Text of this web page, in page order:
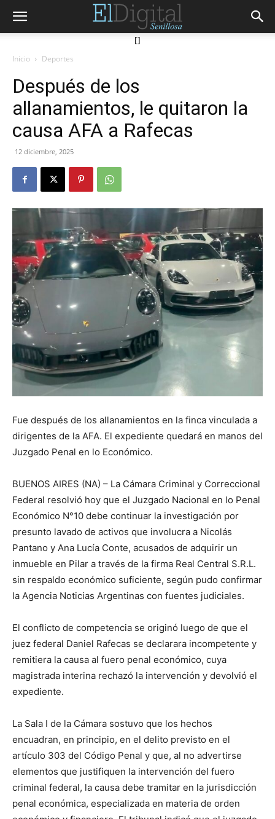
[]
Inicio Deportes
Después de los
allanamientos, le quitaron la
causa AFA a Rafecas
12 diciembre, 2025
Fue después de los allanamientos en la finca vinculada a
dirigentes de la AFA. El expediente quedará en manos del
Juzgado Penal en lo Económico.
BUENOS AIRES (NA) – La Cámara Criminal y Correccional
Federal resolvió hoy que el Juzgado Nacional en lo Penal
Económico N°10 debe continuar la investigación por
presunto lavado de activos que involucra a Nicolás
Pantano y Ana Lucía Conte, acusados de adquirir un
inmueble en Pilar a través de la firma Real Central S.R.L.
sin respaldo económico suficiente, según pudo confirmar
la Agencia Noticias Argentinas con fuentes judiciales.
El conflicto de competencia se originó luego de que el
juez federal Daniel Rafecas se declarara incompetente y
remitiera la causa al fuero penal económico, cuya
magistrada interina rechazó la intervención y devolvió el
expediente.
La Sala I de la Cámara sostuvo que los hechos
encuadran, en principio, en el delito previsto en el
artículo 303 del Código Penal y que, al no advertirse
elementos que justifiquen la intervención del fuero
criminal federal, la causa debe tramitar en la jurisdicción
penal económica, especializada en materia de orden